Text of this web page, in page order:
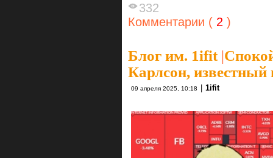
332
Комментарии ( 2 )
Блог им. 1ifit|
Карлсон, известный
09 апреля 2025, 10:18 1ifit